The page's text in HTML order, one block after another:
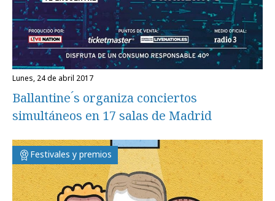
lunes, 24 de abril 2017
Ballantine ́s organiza conciertos
simultáneos en 17 salas de Madrid
Festivales y premios